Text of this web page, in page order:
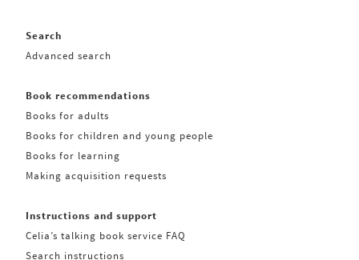
Search
Advanced search
Book recommendations
Books for adults
Books for children and young people
Books for learning
Making acquisition requests
Instructions and support
Celia’s talking book service FAQ
Search instructions